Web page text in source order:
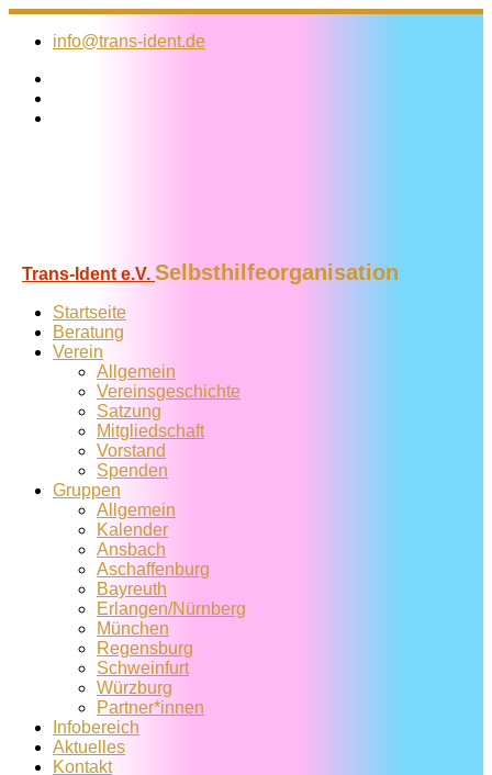
Zum
Inhalt
info@trans-ident.de
Trans-Ident e.V. Selbsthilfeorganisation
Startseite
Beratung
Verein
Allgemein
Vereins­geschichte
Satzung
Mitglied­schaft
Vorstand
Spenden
Gruppen
Allgemein
Kalender
Ansbach
Aschaffenburg
Bayreuth
Erlangen/Nürnberg
München
Regensburg
Schweinfurt
Würzburg
Partner*innen
Infobereich
Aktuelles
Kontakt